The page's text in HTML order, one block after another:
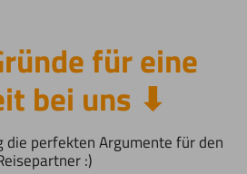
für eine
bei uns ⬇︎
die perfekten Argumente für den
:)